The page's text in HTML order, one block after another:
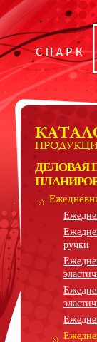
ДЕЛОВАЯ
ручки